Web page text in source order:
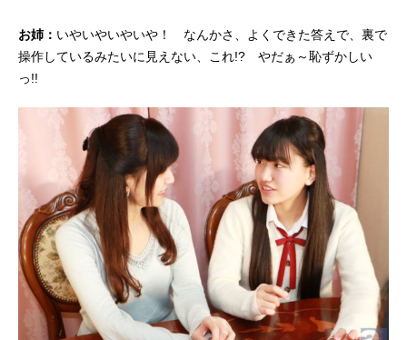
お姉： いやいやいやいや！ なんかさ、よくできた答えで、裏で
操作しているみたいに見えない、これ!? やだぁ～恥ずかしい
っ!!